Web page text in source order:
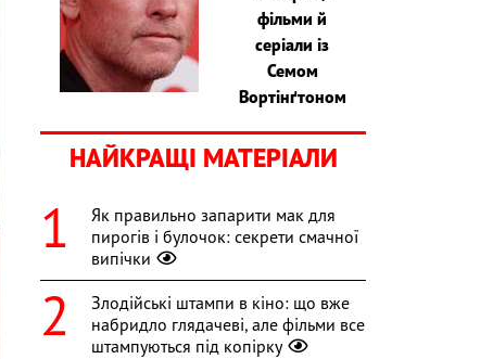
фільми й
серіали із
Семом
Вортінґтоном
НАЙКРАЩІ МАТЕРІАЛИ
Як правильно запарити мак для
пирогів і булочок: секрети смачної
випічки
Злодійські штампи в кіно: що вже
набридло глядачеві, але фільми все
штампуються під копірку